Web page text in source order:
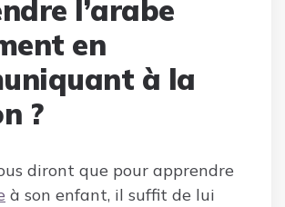
l’arabe
en
à la
?
diront que pour apprendre
à son enfant, il suffit de lui